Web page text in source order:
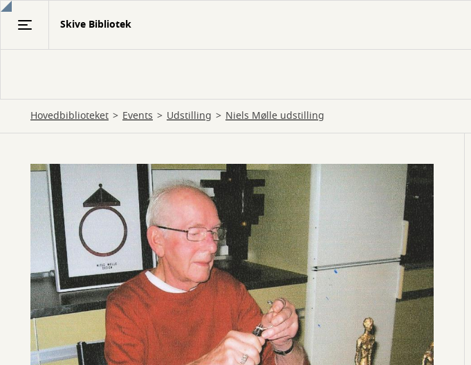
Gå
Skive Bibliotek
Hovedbiblioteket Events Udstilling Niels Mølle udstilling